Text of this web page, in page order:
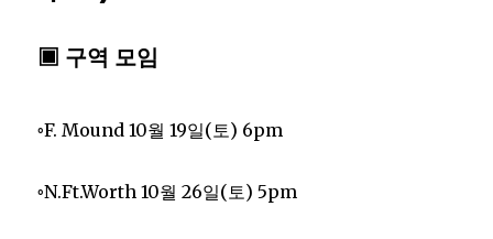
▣ 구역 모임
◦F. Mound 10월 19일(토) 6pm
◦N.Ft.Worth 10월 26일(토) 5pm